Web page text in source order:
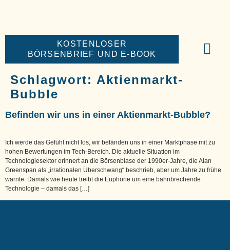
KOSTENLOSER
BÖRSENBRIEF UND E-BOOK
Schlagwort: Aktienmarkt-
Bubble
Befinden wir uns in einer Aktienmarkt-Bubble?
Ich werde das Gefühl nicht los, wir befänden uns in einer Marktphase mit zu
hohen Bewertungen im Tech-Bereich. Die aktuelle Situation im
Technologiesektor erinnert an die Börsenblase der 1990er-Jahre, die Alan
Greenspan als „irrationalen Überschwang“ beschrieb, aber um Jahre zu frühe
warnte. Damals wie heute treibt die Euphorie um eine bahnbrechende
Technologie – damals das […]